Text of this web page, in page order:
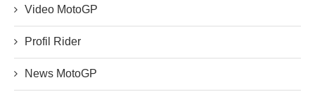
Video MotoGP
Profil Rider
News MotoGP